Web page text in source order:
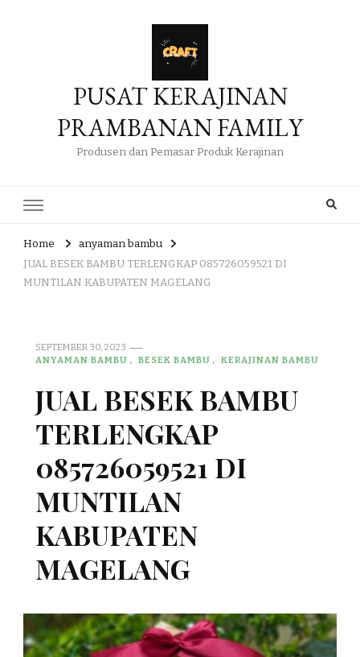
PUSAT KERAJINAN
PRAMBANAN FAMILY
Produsen dan Pemasar Produk Kerajinan
Home
anyaman bambu
JUAL BESEK BAMBU TERLENGKAP 085726059521 DI
MUNTILAN KABUPATEN MAGELANG
SEPTEMBER 30, 2023
ANYAMAN BAMBU
BESEK BAMBU KERAJINAN BAMBU
JUAL BESEK BAMBU
TERLENGKAP
085726059521 DI
MUNTILAN
KABUPATEN
MAGELANG